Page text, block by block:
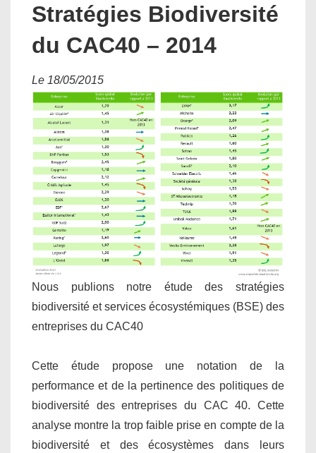
Stratégies Biodiversité
du CAC40 – 2014
Le 18/05/2015
Nous publions notre étude des stratégies
biodiversité et services écosystémiques (BSE) des
entreprises du CAC40
Cette étude propose une notation de la
performance et de la pertinence des politiques de
biodiversité des entreprises du CAC 40. Cette
analyse montre la trop faible prise en compte de la
biodiversité et des écosystèmes dans leurs